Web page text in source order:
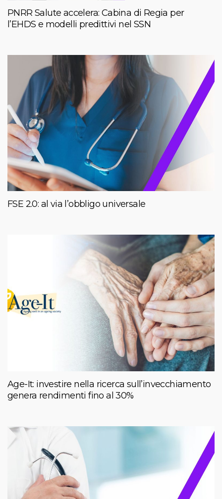
PNRR Salute accelera: Cabina di Regia per
l’EHDS e modelli predittivi nel SSN
FSE 2.0: al via l’obbligo universale
Age-It: investire nella ricerca sull’invecchiamento
genera rendimenti fino al 30%